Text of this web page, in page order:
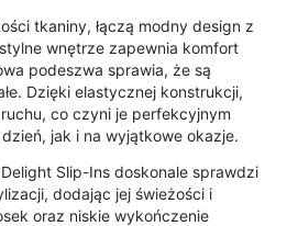
tkaniny, łączą modny design z
wnętrze zapewnia komfort
podeszwa sprawia, że są
Dzięki elastycznej konstrukcji,
co czyni je perfekcyjnym
jak i na wyjątkowe okazje.
Slip-Ins doskonale sprawdzi
dodając jej świeżości i
oraz niskie wykończenie